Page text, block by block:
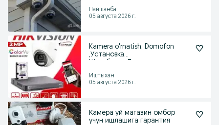
Пайшанба
Пайшанба
05 августа 2026 г.
Kamera o'rnatish, Domofon
,Установка
Иштыхан
05 августа 2026 г.
Камера уй магазин омбор
учун ишлашига гарантия